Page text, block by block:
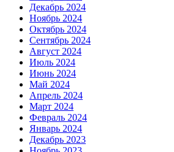
Декабрь 2024
Ноябрь 2024
Октябрь 2024
Сентябрь 2024
Август 2024
Июль 2024
Июнь 2024
Май 2024
Апрель 2024
Март 2024
Февраль 2024
Январь 2024
Декабрь 2023